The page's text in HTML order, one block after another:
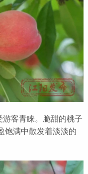
游客青睐。脆甜的桃子
饱满中散发着淡淡的